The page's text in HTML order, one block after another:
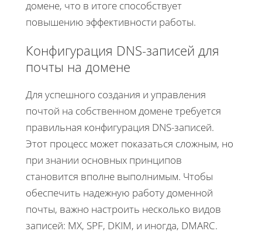
домене, что в итоге способствует
повышению эффективности работы.
Конфигурация DNS-записей для
почты на домене
Для успешного создания и управления
почтой на собственном домене требуется
правильная конфигурация DNS-записей.
Этот процесс может показаться сложным, но
при знании основных принципов
становится вполне выполнимым. Чтобы
обеспечить надежную работу доменной
почты, важно настроить несколько видов
записей: MX, SPF, DKIM, и иногда, DMARC.